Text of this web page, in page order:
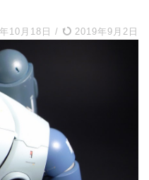
10月18日 / 2019年9月2日